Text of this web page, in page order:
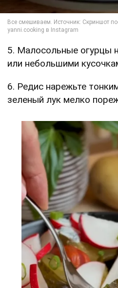
5. Малосольные огурцы
или небольшими
6. Редис нарежьте
зеленый лук мелко